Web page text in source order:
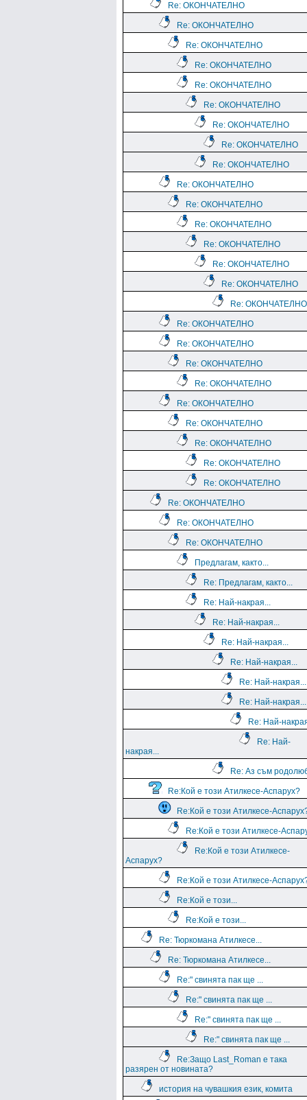
Re: ОКОНЧАТЕЛНО
Re: ОКОНЧАТЕЛНО
Re: ОКОНЧАТЕЛНО
Re: ОКОНЧАТЕЛНО
Re: ОКОНЧАТЕЛНО
Re: ОКОНЧАТЕЛНО
Re: ОКОНЧАТЕЛНО
Re: ОКОНЧАТЕЛНО
Re: ОКОНЧАТЕЛНО
Re: ОКОНЧАТЕЛНО
Re: ОКОНЧАТЕЛНО
Re: ОКОНЧАТЕЛНО
Re: ОКОНЧАТЕЛНО
Re: ОКОНЧАТЕЛНО
Re: ОКОНЧАТЕЛНО
Re: ОКОНЧАТЕЛНО
Re: ОКОНЧАТЕЛНО
Re: ОКОНЧАТЕЛНО
Re: ОКОНЧАТЕЛНО
Re: ОКОНЧАТЕЛНО
Re: ОКОНЧАТЕЛНО
Re: ОКОНЧАТЕЛНО
Re: ОКОНЧАТЕЛНО
Re: ОКОНЧАТЕЛНО
Re: ОКОНЧАТЕЛНО
Re: ОКОНЧАТЕЛНО
Re: ОКОНЧАТЕЛНО
Re: ОКОНЧАТЕЛНО
Предлагам, както...
Re: Предлагам, както...
Re: Най-накрая...
Re: Най-накрая...
Re: Най-накрая...
Re: Най-накрая...
Re: Най-накрая...
Re: Най-накрая...
Re: Най-
Re: Най-
накрая...
Re: Аз съм
Re:Кой е този Атилкесе-Аспарух?
Re:Кой е този Атилкесе-
Re:Кой е този Атилкесе-
Re:Кой е този Атилкесе-
Аспарух?
Re:Кой е този Атилкесе-
Re:Кой е този...
Re:Кой е този...
Re: Тюркомана Атилкесе...
Re: Тюркомана Атилкесе...
Re:" свинята пак ще ...
Re:" свинята пак ще ...
Re:" свинята пак ще ...
Re:" свинята пак ще ...
Re:Защо Last_Roman e така
разярен от новината?
история на чувашкия език, комита